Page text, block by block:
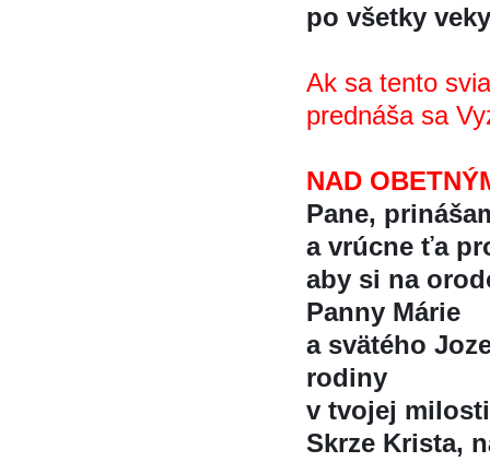
po všetky
Ak sa tento
prednáša sa
NAD
Pane,
a vrúcne ťa
aby si na
Panny Márie
a svätého
rodiny
v tvojej
Skrze Krista,